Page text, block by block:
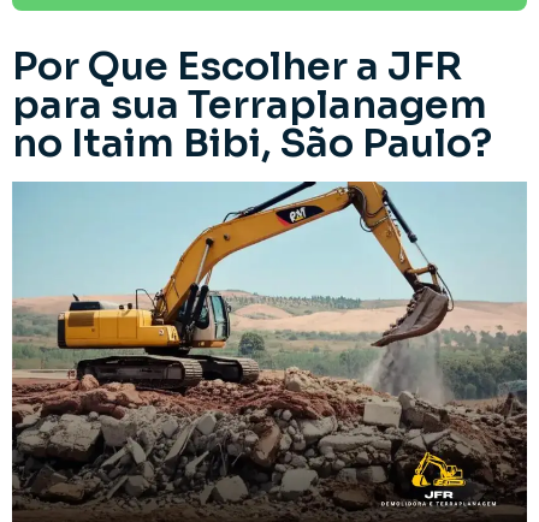
Por Que Escolher a JFR
para sua Terraplanagem
no Itaim Bibi, São Paulo?